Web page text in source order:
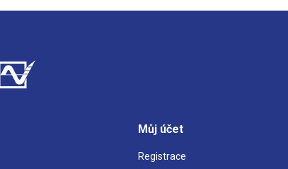
Můj účet
Registrace